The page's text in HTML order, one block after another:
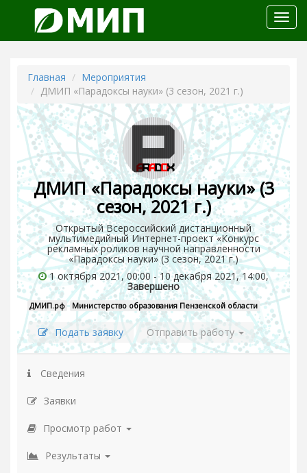
меню
Главная
Мероприятия
ДМИП «Парадоксы науки» (3 сезон, 2021 г.)
ДМИП «Парадоксы науки» (3
сезон, 2021 г.)
Открытый Всероссийский дистанционный
мультимедийный Интернет-проект «Конкурс
рекламных роликов научной направленности
«Парадоксы науки» (3 сезон, 2021 г.)
1 октября 2021, 00:00 - 10 декабря 2021, 14:00,
Завершено
ДМИП.рф Министерство образования Пензенской области
Подать заявку Отправить работу
Сведения
Заявки
Просмотр работ
Результаты